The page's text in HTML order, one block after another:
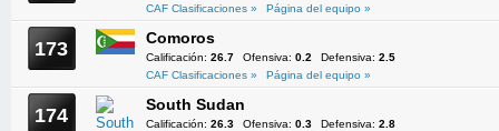
CAF Clasificaciones »
Página del equipo »
173 Comoros
Calificación: 26.7 Ofensiva: 0.2 Defensiva: 2.5
CAF Clasificaciones »
Página del equipo »
174 South Sudan
Calificación: 26.3 Ofensiva: 0.3 Defensiva: 2.8